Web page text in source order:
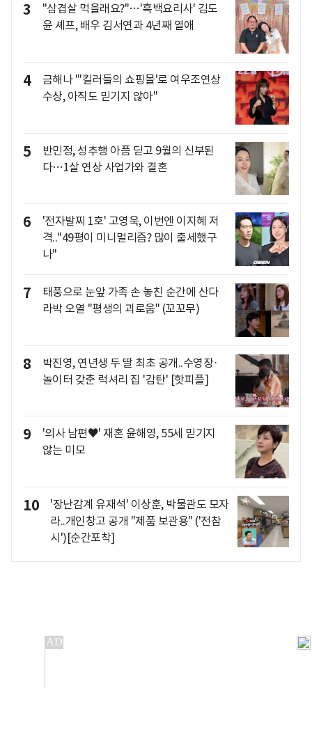
3
"삼겹살 먹을래요?"…'흑백요리사' 김도
윤 셰프, 배우 김서연과 4년째 열애
4
금해나 "'킬러들의 쇼핑몰'로 여우조연상
수상, 아직도 믿기지 않아"
5
반민정, 성추행 아픔 딛고 9월의 신부된
다…1살 연상 사업가와 결혼
6
'전자발찌 1호' 고영욱, 이번엔 이지혜 저
격.."49평이 미니멀리즘? 많이 출세했구
나"
7
태풍으로 눈앞 가족 손 놓친 순간에 산다
라박 오열 "평생의 괴로움" (꼬꼬무)
8
박진영, 연년생 두 딸 최초 공개..수영장·
놀이터 갖춘 럭셔리 집 '감탄' [핫피플]
9
'의사 남편♥' 재혼 윤해영, 55세 믿기지
않는 미모
10
'장난감계 유재석' 이상훈, 박물관도 모자
라..개인창고 공개 "제품 보관용" ('전참
시')[순간포착]